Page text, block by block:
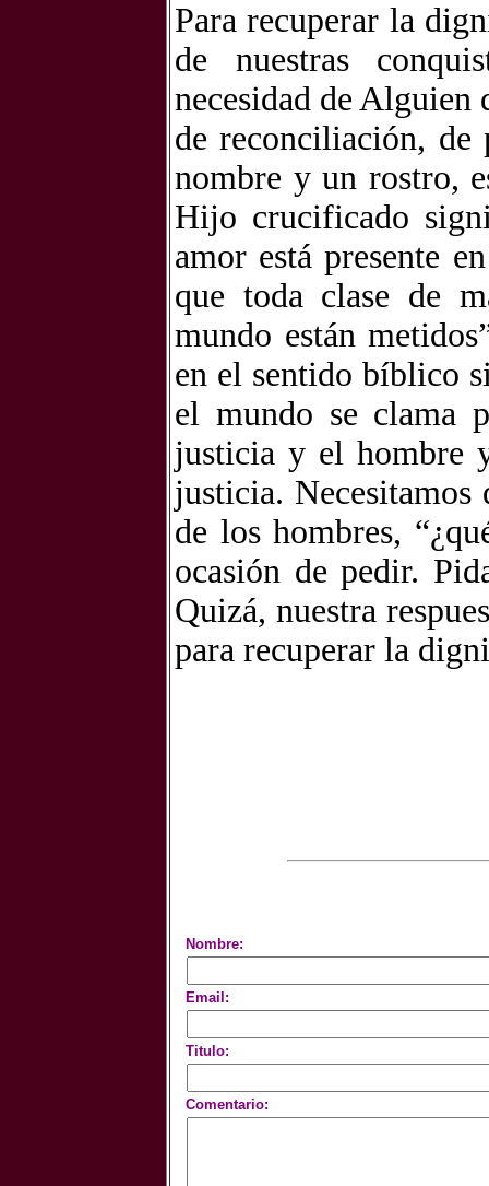
Para recuperar la
de nuestras
necesidad de Alguien
de reconciliación,
nombre y un rostro,
Hijo crucificado
amor está presente
que toda clase de
mundo están
en el sentido bíblico
el mundo se clama
justicia y el hombre
justicia. Necesitamos
de los hombres,
ocasión de pedir.
Quizá, nuestra
para recuperar la
Nombre:
Email:
Titulo:
Comentario: